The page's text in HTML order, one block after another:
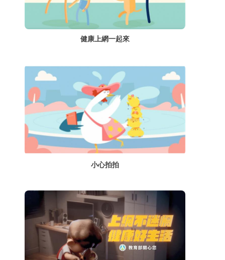
健康上網一起來
小心拍拍